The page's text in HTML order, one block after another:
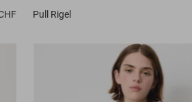
Pull Rigel